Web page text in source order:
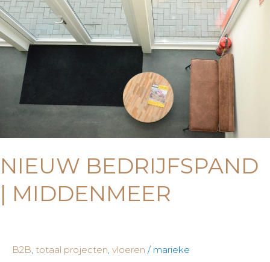
NIEUW BEDRIJFSPAND
| MIDDENMEER
B2B totaal projecten vloeren / marieke
|
Middenmeer